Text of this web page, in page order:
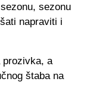
sezonu
napraviti i
prozivka, a
štaba na